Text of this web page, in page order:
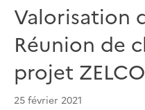
Valorisation
Réunion de
projet
25 février 2021